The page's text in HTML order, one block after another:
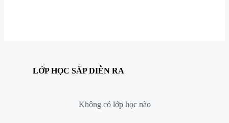
LỚP HỌC SẮP DIỄN RA
Không có lớp học nào